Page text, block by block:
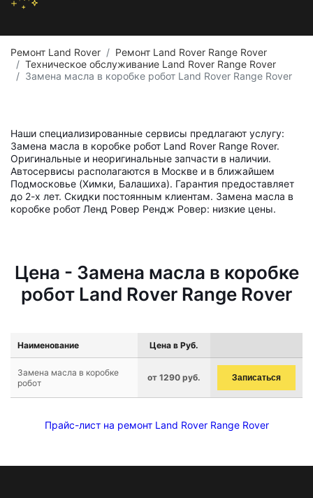
Ремонт Land Rover
Ремонт Land Rover Range Rover
Техническое обслуживание Land Rover Range Rover
Замена масла в коробке робот Land Rover Range Rover
Наши специализированные сервисы предлагают услугу:
Замена масла в коробке робот Land Rover Range Rover.
Оригинальные и неоригинальные запчасти в наличии.
Автосервисы располагаются в Москве и в ближайшем
Подмосковье (Химки, Балашиха). Гарантия предоставляет
до 2-х лет. Скидки постоянным клиентам. Замена масла в
коробке робот Ленд Ровер Рендж Ровер: низкие цены.
Цена - Замена масла в коробке
робот Land Rover Range Rover
Наименование Цена в Руб.
Замена масла в коробке
робот
от 1290 руб. Записаться
Прайс-лист на ремонт Land Rover Range Rover